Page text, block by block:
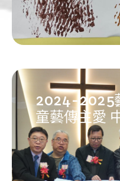
2024-2025
童藝傳主愛